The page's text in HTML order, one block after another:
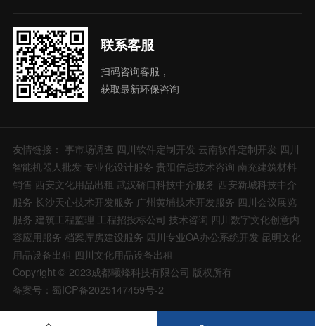
联系客服
扫码咨询客服，
获取最新环保咨询
友情链接： 事市场调查 四川软件定制开发 云南软件定制开发 四川
智能机器人批发 专业化设计服务 贵阳信息技术咨询 南充建筑材料
销售 西安文化用品出租 武汉硚口科技中介服务 西安新城科技中介
服务 长沙天心技术开发服务 广州黄埔技术开发服务 四川会议展览
服务 建筑工程监理 工程招投标公司 技术咨询 四川数字文化创意内
容应用服务 档案库房建设服务 四川专业OA办公系统开发 昆明文化
用品设备出租 四川文化用品设备出租
Copyright © 2023成都曦烽科技有限公司 版权所有
备案号：蜀ICP备2025147459号-2